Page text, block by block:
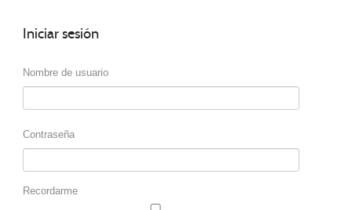
Iniciarsesión
Nombre de usuario
Contraseña
Recordarme